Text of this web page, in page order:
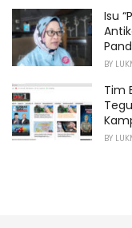
Isu
BY
Tim
BY